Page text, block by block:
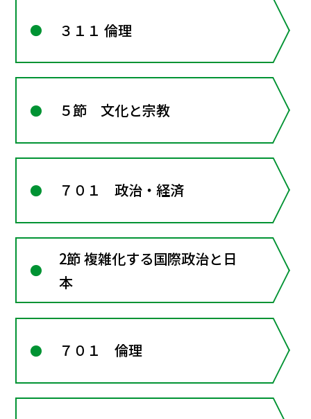
３１１ 倫理
５節 文化と宗教
７０１ 政治・経済
2節 複雑化する国際政治と日
本
７０１ 倫理